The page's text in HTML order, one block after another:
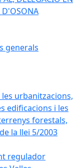
D'OSONA
generals
urbanitzacions,
edificacions i les
forestals,
la llei 5/2003
regulador